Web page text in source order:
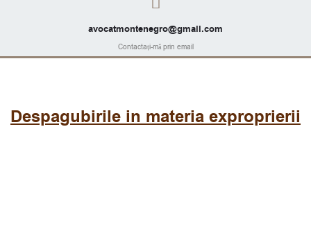
avocatmontenegro@gmail.com
Contactați-mă prin email
Despagubirile in materia exproprierii